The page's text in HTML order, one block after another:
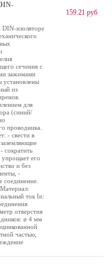
изоляторе
сечения с
зажимами
установлены
из
для
(синий/
проводника.
- свести в
сократить
упрощает его
и без
-
соединение.
ток In:
отверстия
ø 4 мм
частью,
159.21 руб